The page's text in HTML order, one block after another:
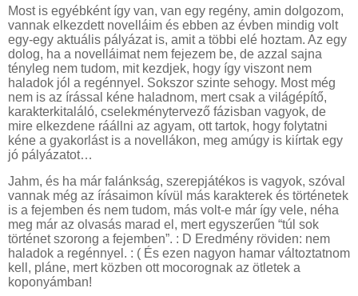
Most is egyébként így van, van egy regény, amin dolgozom,
vannak elkezdett novelláim és ebben az évben mindig volt
egy-egy aktuális pályázat is, amit a többi elé hoztam. Az egy
dolog, ha a novelláimat nem fejezem be, de azzal sajna
tényleg nem tudom, mit kezdjek, hogy így viszont nem
haladok jól a regénnyel. Sokszor szinte sehogy. Most még
nem is az írással kéne haladnom, mert csak a világépítő,
karakterkitaláló, cselekménytervező fázisban vagyok, de
mire elkezdene ráállni az agyam, ott tartok, hogy folytatni
kéne a gyakorlást is a novellákon, meg amúgy is kiírtak egy
jó pályázatot…
Jahm, és ha már falánkság, szerepjátékos is vagyok, szóval
vannak még az írásaimon kívül más karakterek és történetek
is a fejemben és nem tudom, más volt-e már így vele, néha
meg már az olvasás marad el, mert egyszerűen “túl sok
történet szorong a fejemben”. : D Eredmény röviden: nem
haladok a regénnyel. : ( És ezen nagyon hamar változtatnom
kell, pláne, mert közben ott mocorognak az ötletek a
koponyámban!